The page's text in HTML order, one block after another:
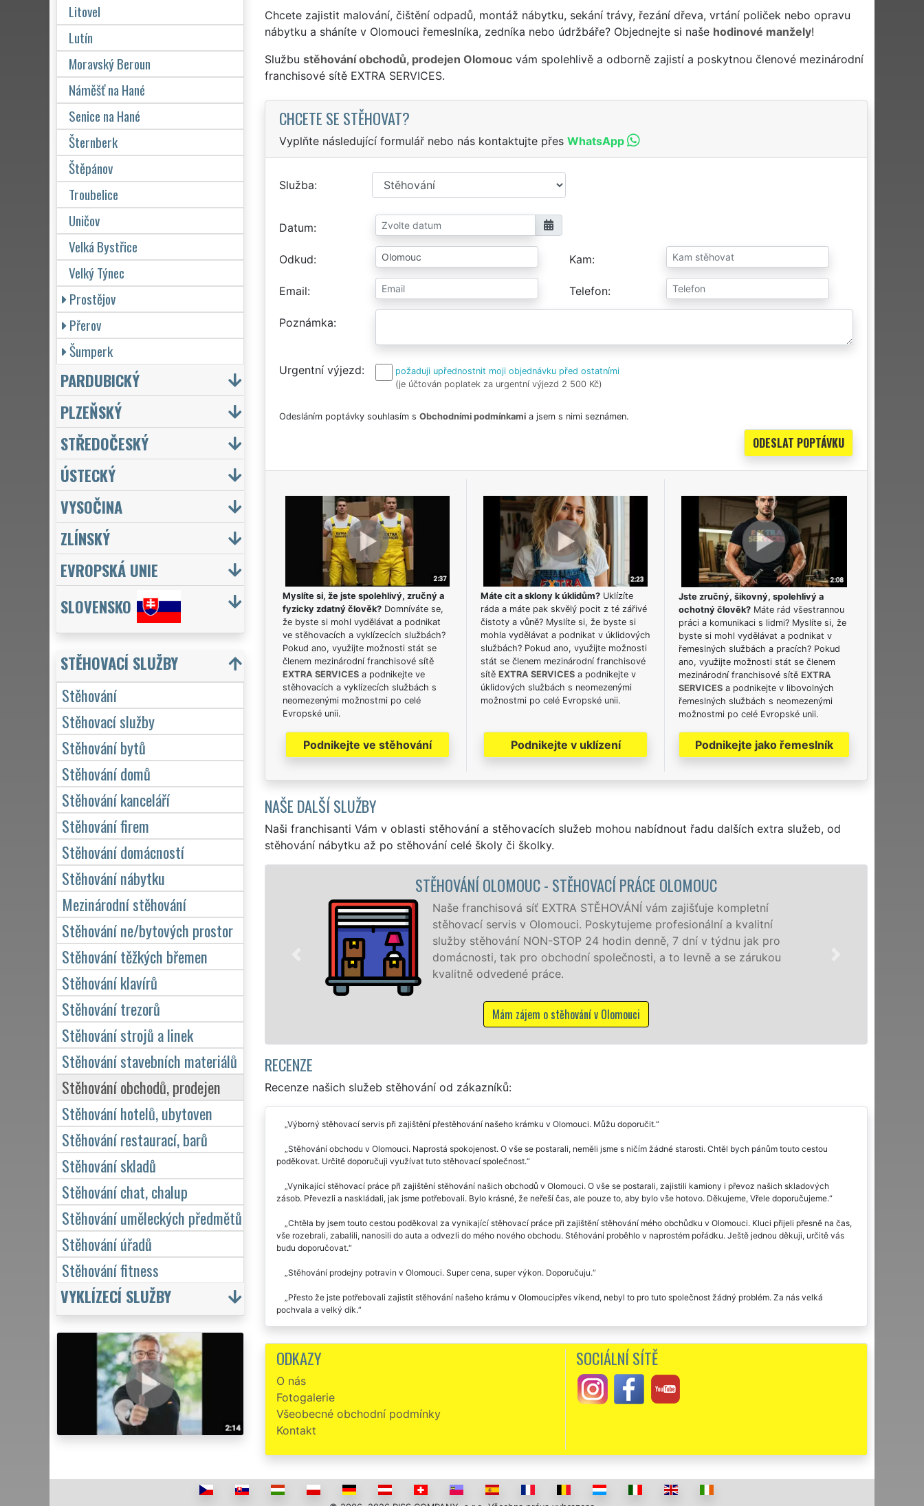
Chcete zajistit malování, čištění odpadů, montáž nábytku, sekání trávy, řezání dřeva, vrtání poliček nebo opravu
nábytku a sháníte v Olomouci řemeslníka, zedníka nebo údržbáře? Objednejte si naše hodinové manžely!
Službu stěhování obchodů, prodejen Olomoucvám spolehlivě a odborně zajistí a poskytnou členové mezinárodní
franchisové sítě EXTRA SERVICES.
CHCETE SE STĚHOVAT?
Vyplňte následující formulář nebo nás kontaktujte přes WhatsApp
Služba
Datum
Odkud Kam
Email Telefon
Poznámka
Urgentní výjezd
požaduji upřednostnit moji objednávku před ostatními
(je účtován poplatek za urgentní výjezd 2 500 Kč)
Odesláním poptávky souhlasím s Obchodními podmínkamia jsem s nimi seznámen.
Myslíte si, že jste spolehlivý, zručný a
fyzicky zdatný člověk?Domníváte se,
že byste si mohl vydělávat a podnikat
ve stěhovacích a vyklízecích službách?
Pokud ano, využijte možnosti stát se
členem mezinárodní franchisové sítě
EXTRA SERVICESa podnikejte ve
stěhovacích a vyklízecích službách s
neomezenými možnostmi po celé
Evropské unii.
Podnikejte ve stěhování
Máte cit a sklony k úklidům?Uklízíte
ráda a máte pak skvělý pocit z té zářivé
čistoty a vůně? Myslíte si, že byste si
mohla vydělávat a podnikat v úklidových
službách? Pokud ano, využijte možnosti
stát se členem mezinárodní franchisové
sítě EXTRA SERVICESa podnikejte v
úklidových službách s neomezenými
možnostmi po celé Evropské unii.
Podnikejte v uklízení
Jste zručný, šikovný, spolehlivý a
ochotný člověk? Máte rád všestrannou
práci a komunikaci s lidmi? Myslíte si, že
byste si mohl vydělávat a podnikat v
řemeslných službách a pracích? Pokud
ano, využijte možnosti stát se členem
mezinárodní franchisové sítě EXTRA
SERVICES a podnikejte v libovolných
řemeslných službách s neomezenými
možnostmi po celé Evropské unii.
Podnikejte jako řemeslník
NAŠE DALŠÍ SLUŽBY
Naši franchisanti Vám v oblasti stěhování a stěhovacích služeb mohou nabídnout řadu dalších extra služeb, od
stěhování nábytku až po stěhování celé školy či školky.
STĚHOVÁNÍ OLOMOUC - STĚHOVACÍ PRÁCE OLOMOUC
Naše franchisová síť EXTRA STĚHOVÁNÍ vám zajišťuje kompletní
stěhovací servis v Olomouci. Poskytujeme profesionální a kvalitní
služby stěhování NON-STOP 24 hodin denně, 7 dní v týdnu jak pro
domácnosti, tak pro obchodní společnosti, a to levně a se zárukou
kvalitně odvedené práce.
RECENZE
Recenze našich služeb stěhování od zákazníků:
Výborný stěhovací servis při zajištění přestěhování našeho krámku v Olomouci. Můžu doporučit.
Stěhování obchodu v Olomouci. Naprostá spokojenost. O vše se postarali, neměli jsme s ničím žádné starosti. Chtěl bych pánům touto cestou
poděkovat. Určitě doporučuji využívat tuto stěhovací společnost.
Vynikající stěhovací práce při zajištění stěhování našich obchodů v Olomouci. O vše se postarali, zajistili kamiony i převoz našich skladových
zásob. Převezli a naskládali, jak jsme potřebovali. Bylo krásné, že neřeší čas, ale pouze to, aby bylo vše hotovo. Děkujeme, Vřele doporučujeme.
Chtěla by jsem touto cestou poděkoval za vynikající stěhovací práce při zajištění stěhování mého obchůdku v Olomouci. Kluci přijeli přesně na čas,
vše rozebrali, zabalili, nanosili do auta a odvezli do mého nového obchodu. Stěhování proběhlo v naprostém pořádku. Ještě jednou děkuji, určitě vás
budu doporučovat.
Stěhování prodejny potravin v Olomouci. Super cena, super výkon. Doporučuju.
Přesto že jste potřebovali zajistit stěhování našeho krámu v Olomoucipřes víkend, nebyl to pro tuto společnost žádný problém. Za nás velká
pochvala a velký dík.
STĚHOVÁNÍ, aby nám odstěhovali náš obchod v Olomouci.
ODKAZY
O nás
Fotogalerie
Všeobecné obchodní podmínky
Kontakt
SOCIÁLNÍ SÍTĚ
Litovel
Lutín
Moravský Beroun
Náměšť na Hané
Senice na Hané
Šternberk
Štěpánov
Troubelice
Uničov
Velká Bystřice
Velký Týnec
Prostějov
Přerov
Šumperk
PARDUBICKÝ
PLZEŇSKÝ
STŘEDOČESKÝ
ÚSTECKÝ
VYSOČINA
ZLÍNSKÝ
EVROPSKÁ UNIE
SLOVENSKO
STĚHOVACÍ SLUŽBY
Stěhování
Stěhovací služby
Stěhování bytů
Stěhování domů
Stěhování kanceláří
Stěhování firem
Stěhování domácností
Stěhování nábytku
Mezinárodní stěhování
Stěhování ne/bytových prostor
Stěhování těžkých břemen
Stěhování klavírů
Stěhování trezorů
Stěhování strojů a linek
Stěhování stavebních materiálů
Stěhování obchodů, prodejen
Stěhování hotelů, ubytoven
Stěhování restaurací, barů
Stěhování skladů
Stěhování chat, chalup
Stěhování uměleckých předmětů
Stěhování úřadů
Stěhování fitness
VYKLÍZECÍ SLUŽBY